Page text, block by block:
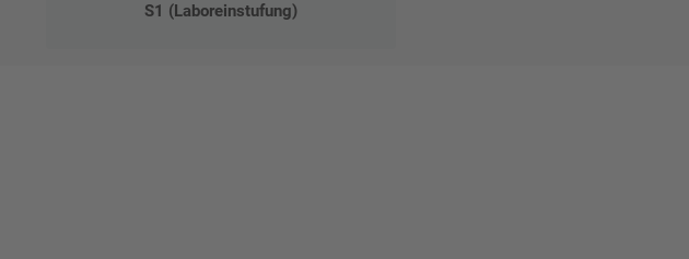
S1 (Laboreinstufung)